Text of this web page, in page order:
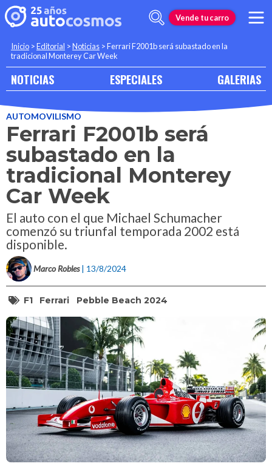
Vende tu carro
Inicio >Editorial >Noticias >Ferrari F2001b será subastado en la
tradicional Monterey Car Week
NOTICIAS ESPECIALES GALERIAS
AUTOMOVILISMO
Ferrari F2001b será
subastado en la
tradicional Monterey
Car Week
El auto con el que Michael Schumacher
comenzó su triunfal temporada 2002 está
disponible.
Marco Robles | 13/8/2024
F1 Ferrari Pebble Beach 2024